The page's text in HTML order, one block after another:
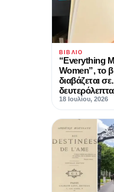
ΒΙΒΛΊΟ
“Everything
Women”, το
διαβάζεται
δευτερόλεπτα
18 Ιουλίου, 2026